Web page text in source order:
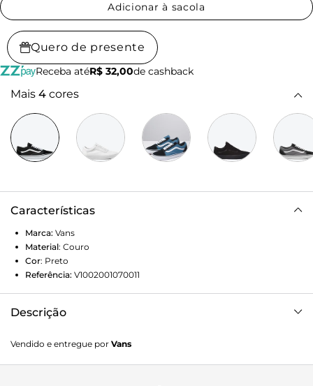
Adicionar à sacola
Quero de presente
Receba atéR$ 32,00de cashback
Mais 4 cores
Características
Marca: Vans
Material: Couro
Cor: Preto
Referência: V1002001070011
Descrição
Vans #36 foi lançado sendo o primeiro a conter a icônica
sidestripe na lateral. O que começou como um rabisco de
Vendido e entregue por Vans